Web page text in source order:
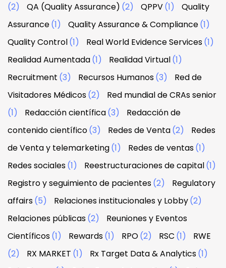
(2) QA (Quality Assurance) (2) QPPV(1)
Quality
Assurance(1) Quality Assurance & Compliance(1)
Quality Control(1) Real World Evidence Services(1)
Realidad Aumentada(1) Realidad Virtual(1)
Recruitment (3) Recursos Humanos(3)
Red de
Visitadores Médicos(2)
Red mundial de CRAs senior
(1)
Redacción científica(3)
Redacción de
contenido científico(3) Redes de Venta(2)
Redes
de Venta y telemarketing(1) Redes de ventas(1)
Redes sociales(1) Reestructuraciones de capital(1)
Registro y seguimiento de pacientes(2)
Regulatory
affairs(5) Relaciones institucionales y Lobby(2)
Relaciones públicas(2)
Reuniones y Eventos
Científicos(1) Rewards(1) RPO(2) RSC (1)
RWE
(2)
RX MARKET (1) Rx Target Data & Analytics(1)